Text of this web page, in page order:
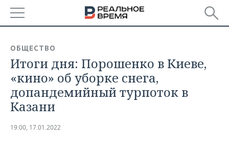
БАШКОРТОСТАН
ТАТАРСТАН
УДМУРТИЯ
НОВОСТИ
АНАЛИТИКА
НОВОСТИ АНАЛИТИКИ
ДЕКЛАРАЦИИ О ДОХОДАХ
ЭКОНОМИКА
НОВОСТИ ЭКОНОМИКИ
ПРОМЫШЛЕННОСТЬ
ОБЩЕСТВО
Итоги дня: Порошенко в Киеве,
«кино» об уборке снега,
допандемийный турпоток в
Казани
19:00, 17.01.2022